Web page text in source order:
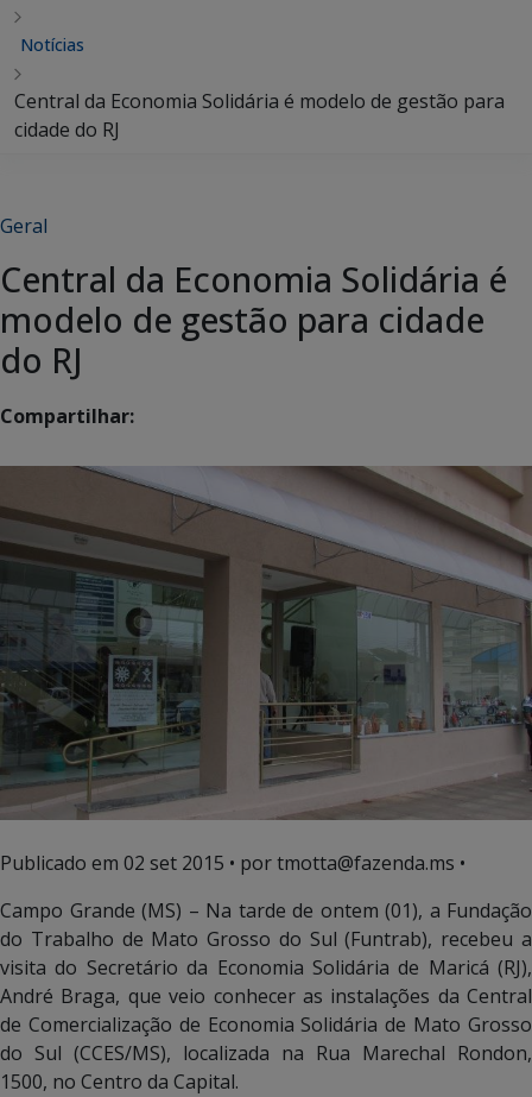
Notícias
Central da Economia Solidária é modelo de gestão para
cidade do RJ
Geral
Central da Economia Solidária é
modelo de gestão para cidade
do RJ
Compartilhar:
Publicado em 02 set 2015 • por tmotta@fazenda.ms •
Campo Grande (MS) – Na tarde de ontem (01), a Fundação
do Trabalho de Mato Grosso do Sul (Funtrab), recebeu a
visita do Secretário da Economia Solidária de Maricá (RJ),
André Braga, que veio conhecer as instalações da Central
de Comercialização de Economia Solidária de Mato Grosso
do Sul (CCES/MS), localizada na Rua Marechal Rondon,
1500, no Centro da Capital.